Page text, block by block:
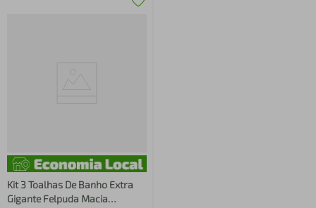
Kit 3 Toalhas De Banho Extra
Gigante Felpuda Macia